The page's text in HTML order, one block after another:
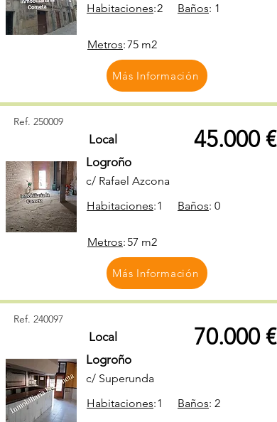
Habitaciones:2 Baños: 1
Metros:75 m2
Más Información
Ref. 250009
45.000 €
Local
Logroño
c/ Rafael Azcona
Habitaciones:1 Baños: 0
Metros:57 m2
Más Información
Ref. 240097
70.000 €
Local
Logroño
c/ Superunda
Habitaciones:1 Baños: 2